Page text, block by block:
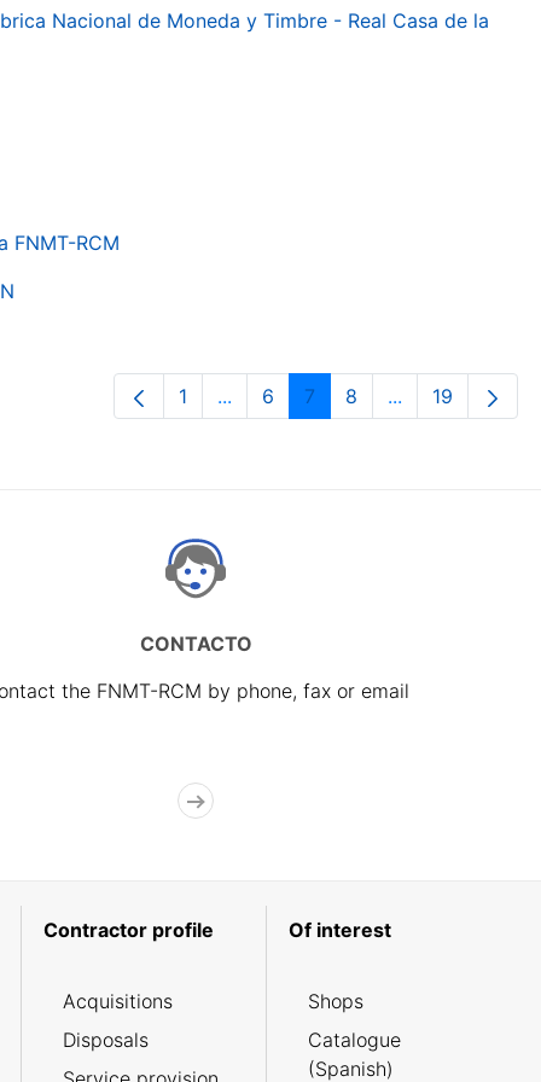
Nacional de Moneda y Timbre - Real Casa de la
FNMT-RCM
Page
1 ...Intermediate Pages Use TAB to
Page
6 Page
7 Page
8 ...Intermediate
Page
19
CONTACTO
the FNMT-RCM by phone, fax or email
Contractor profile
Acquisitions
Disposals
Of interest
Shops
Catalogue
(Spanish)